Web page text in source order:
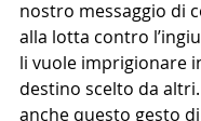
nostro messaggio di
alla lotta contro
li vuole imprigionare
destino scelto da
anche questo gesto di